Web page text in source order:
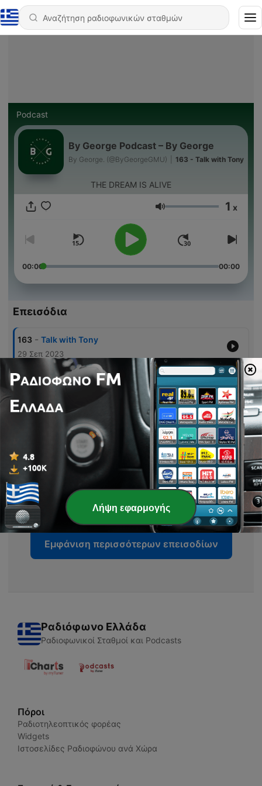
Podcast
By George Podcast – By George
By George. (@ByGeorgeGMU) 163 - Talk with Tony
THE DREAM IS ALIVE
Ένταση 1 x
00:00 00:00
Επεισόδια
163 - Talk with Tony
29 Σεπ 2023
162 - Talk With Us EP3
161 - #TalkWithUs EP2
160 Talk With Us
08 Ιούν 2022
159 - HEY10 HEY10 HEY10
04 Φεβ 2022
Εμφάνιση περισσότερων επεισοδίων
Ραδιόφωνο Ελλάδα
Ραδιοφωνικοί Σταθμοί και Podcasts
Πόροι
Ραδιοτηλεοπτικός φορέας
Widgets
Ιστοσελίδες Ραδιοφώνου ανά Χώρα
Λήψη εφαρμογής